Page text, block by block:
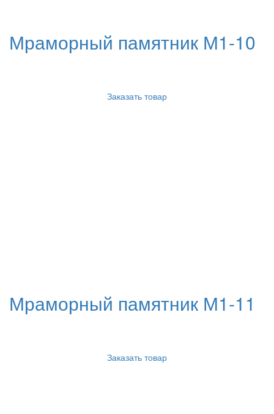
Мраморный памятник М1-10
Заказать товар
Мраморный памятник М1-11
Заказать товар